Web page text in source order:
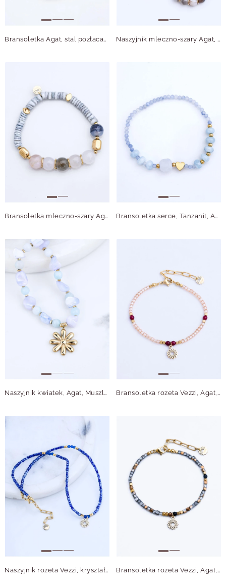
Bransoletka Agat, stal pozłacana S114989Z00 Naszyjnik mleczno-szary Agat, Muszla, stal pozłacana S315057Z00
Bransoletka mleczno-szary Agat, Muszla, stal pozłacana S115068Z00 Bransoletka serce, Tanzanit, Agat, stal pozłacana S115015Z00
Naszyjnik kwiatek, Agat, Muszla stal pozłacana S315042Z00 Bransoletka rozeta Vezzi, Agat, stal pozłacana S115132Z00
Naszyjnik rozeta Vezzi, kryształki, stal pozłacana S315129Z00 Bransoletka rozeta Vezzi, Agat, stal pozłacana S115133Z00